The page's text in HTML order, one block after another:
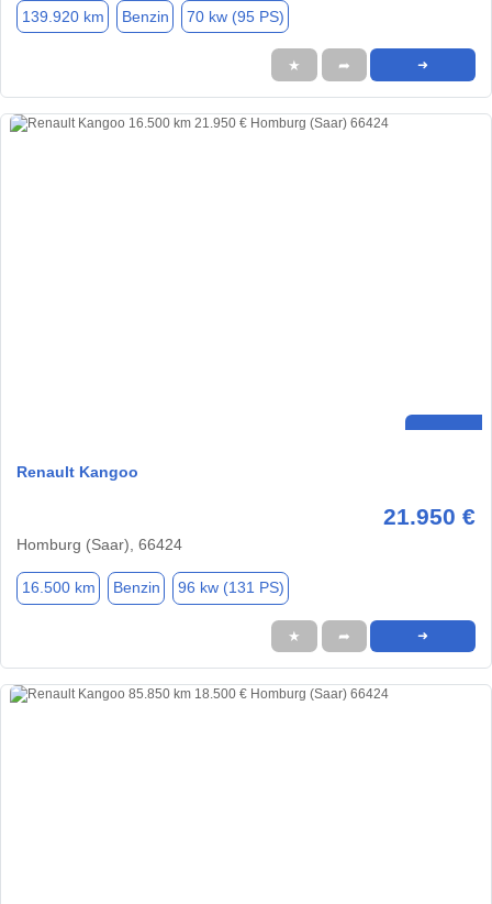
139.920 km Benzin 70 kw (95 PS)
★ ➦ ➜
Renault Kangoo
21.950 €
Homburg (Saar), 66424
16.500 km Benzin 96 kw (131 PS)
★ ➦ ➜